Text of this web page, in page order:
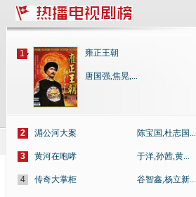
1 雍正王朝
唐国强,焦晃,...
2 湄公河大案 陈宝国,杜志国...
3 黄河在咆哮 于洋,孙茜,黄...
4 传奇大掌柜 谷智鑫,杨立新...